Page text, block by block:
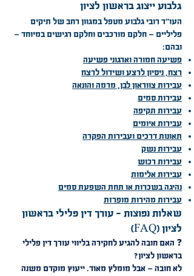
גלבוע ייצוג בראשון לציון
העו"ד רובי גלבוע מטפל במגוון רחב של תיקים
פליליים — חלקם מורכבים וחלקם רגישים במיוחד —
ובהם:
פשיעה חמורה וארגוני פשיעה
רצח, ניסיון לרצע ושידול לרצח
עבירות צווראון לבן, מרמה והונאה
עבירות סמים
עבירות תקיפה
עבירות איומים
תאונות דרכים ועבירות הפקרה
עבירות נשק
עבירות רכוש
עבירות אלימות
נהיגה בשכרות או תחת השפעת סמים
עבירות מהירות מופרזת
שאלות נפוצות - עורך דין פלילי בראשון
לציון (FAQ)
❓ האם חובה להגיע לחקירה בליווי עורך דין פלילי
בראשון לציון?
לא חובה — אבל מומלץ מאוד. ייעוץ מוקדם משנה